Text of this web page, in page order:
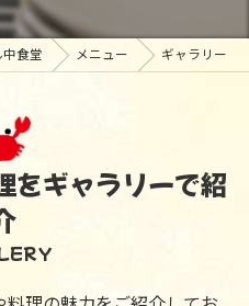
食堂 メニュー ギャラリー
をギャラリーで紹